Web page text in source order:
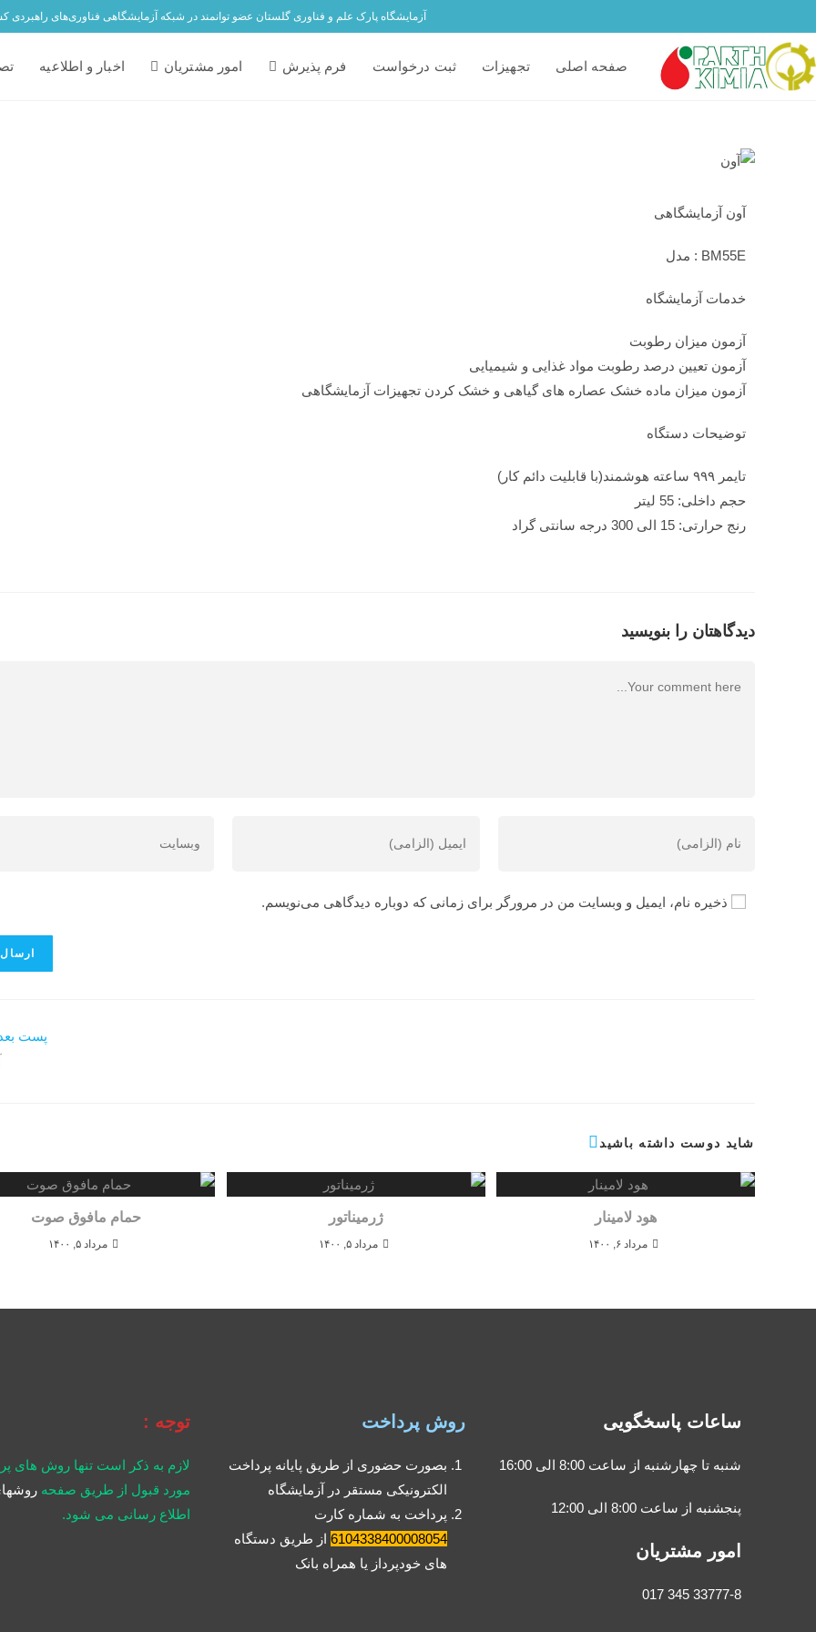
آزمایشگاه پارک علم و فناوری گلستان عضو توانمند در شبکه آزمایشگاهی فناوری‌های راهبردی
صفحه اصلی تجهیزات ثبت درخواست فرم پذیرش امور مشتریان اخبار و اطلاعیه
آون آزمایشگاهی
BM55E : مدل
خدمات آزمایشگاه
آزمون میزان رطوبت
آزمون تعیین درصد رطوبت مواد غذایی و شیمیایی
آزمون میزان ماده خشک عصاره های گیاهی و خشک کردن تجهیزات آزمایشگاهی
توضیحات دستگاه
تایمر ۹۹۹ ساعته هوشمند(با قابلیت دائم کار)
حجم داخلی: 55 لیتر
رنج حرارتی: 15 الی 300 درجه سانتی گراد
دیدگاهتان را بنویسید
ذخیره نام، ایمیل و وبسایت من در مرورگر برای زمانی که دوباره دیدگاهی می‌نویسم.
پست
شاید دوست داشته باشید
حمام مافوق صوت
مرداد ۵, ۱۴۰۰
ژرمیناتور
مرداد ۵, ۱۴۰۰
هود لامینار
مرداد ۶, ۱۴۰۰
ساعات پاسخگویی
شنبه تا چهارشنبه از ساعت 8:00 الی 16:00
پنجشنبه از ساعت 8:00 الی 12:00
امور مشتریان
33777-8 345 017
روش پرداخت
بصورت حضوری از طریق پایانه پرداخت
الکترونیکی مستقر در آزمایشگاه
پرداخت به شماره کارت
6104338400008054از طریق دستگاه
های خودپرداز یا همراه بانک
توجه :
لازم به ذکر است تنها روش های
مورد قبول از طریق صفحه
اطلاع رسانی می شود.